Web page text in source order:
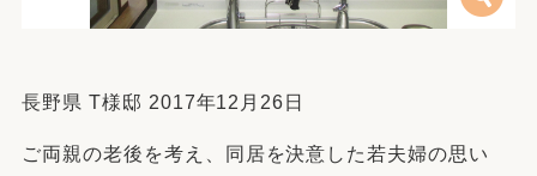
長野県 T様邸 2017年12月26日
ご両親の老後を考え、同居を決意した若夫婦の思い